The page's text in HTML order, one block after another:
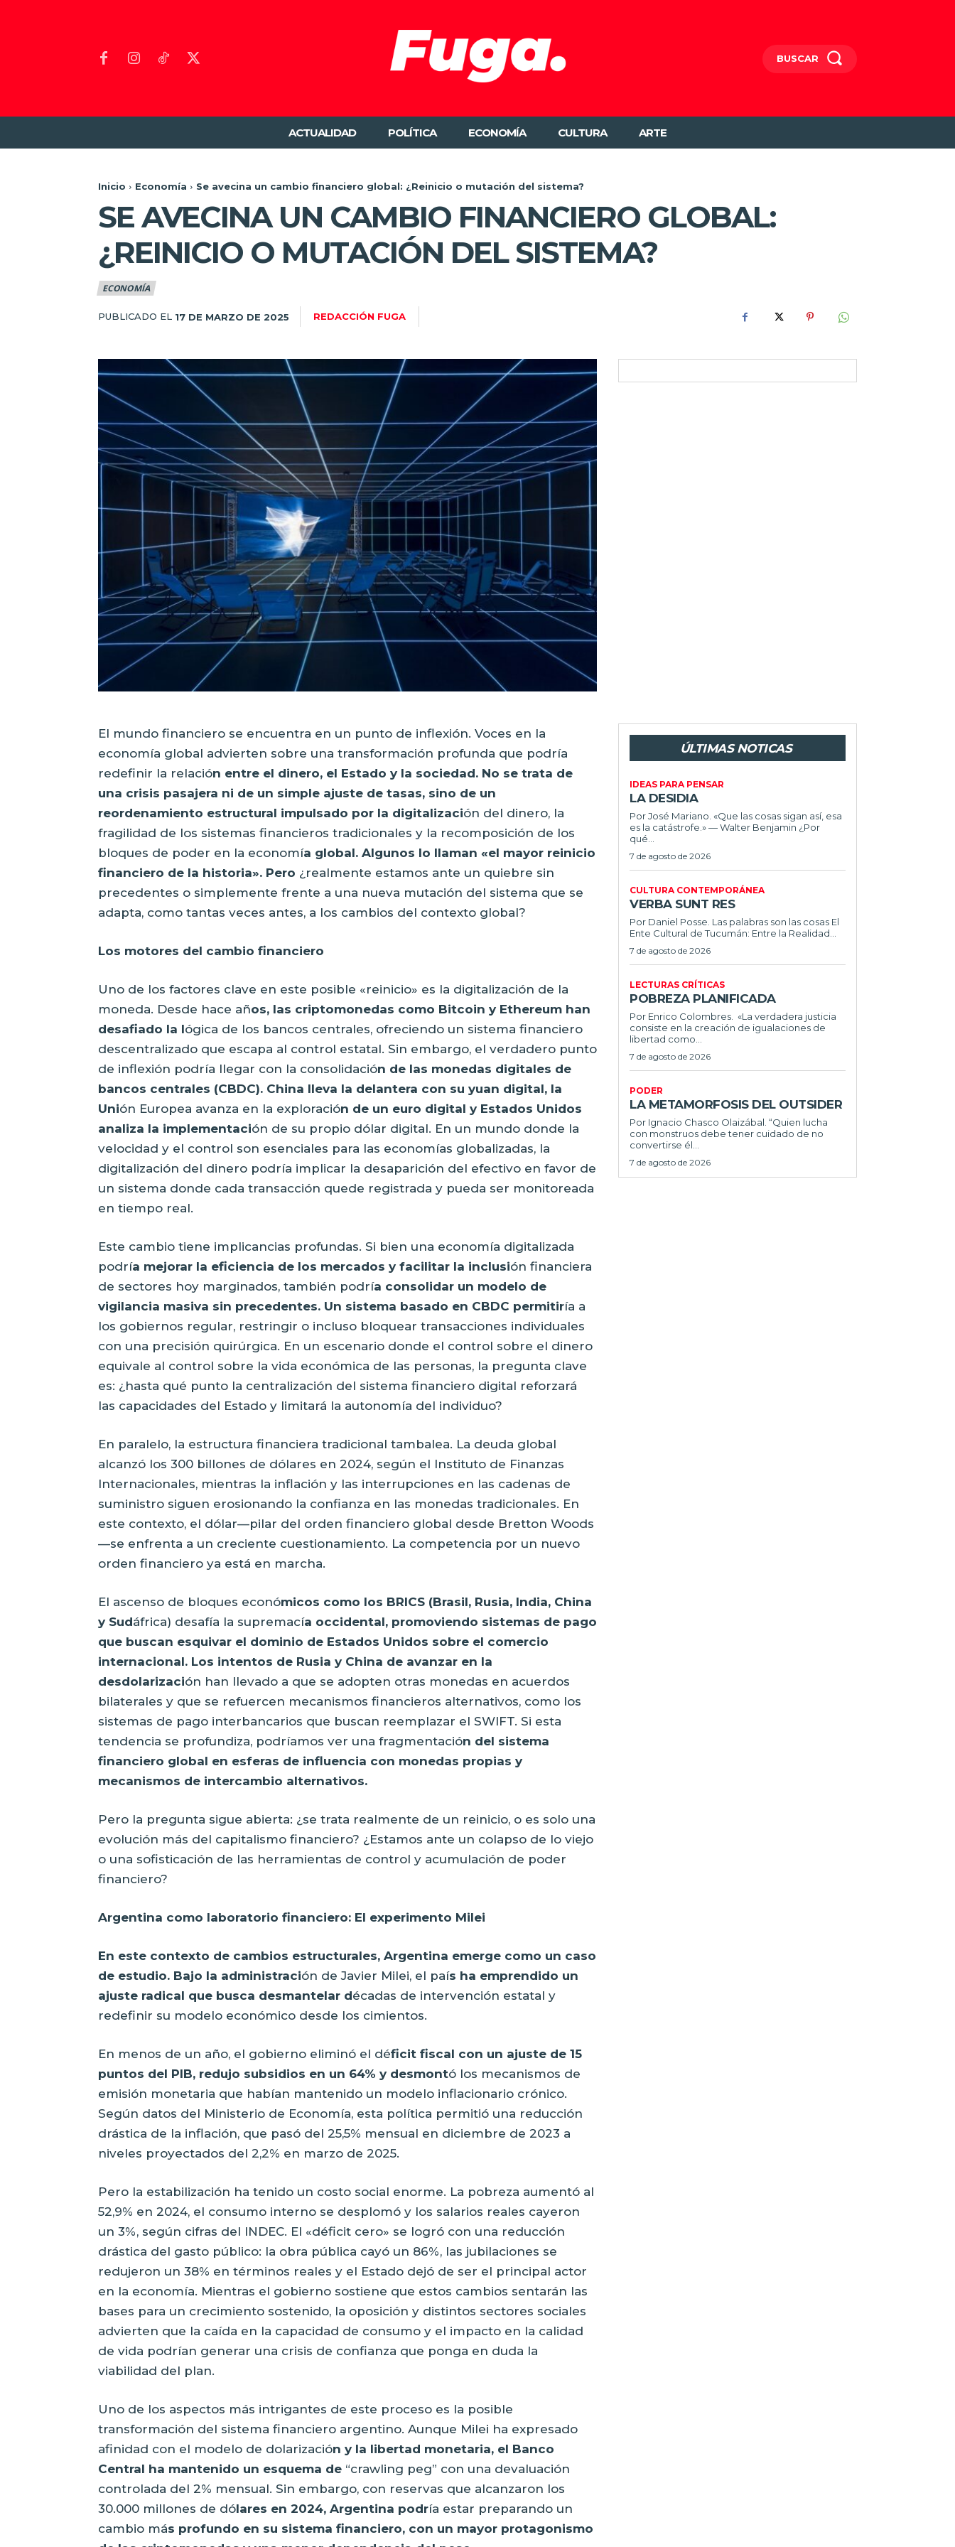
BUSCAR
ACTUALIDAD POLÍTICA ECONOMÍA CULTURA ARTE
Inicio Economía Se avecina un cambio financiero global: ¿Reinicio o mutación del sistema?
SE AVECINA UN CAMBIO FINANCIERO GLOBAL:
¿REINICIO O MUTACIÓN DEL SISTEMA?
ECONOMÍA
PUBLICADO EL 17 DE MARZO DE 2025 REDACCIÓN FUGA
El mundo financiero se encuentra en un punto de inflexión. Voces en la
economía global advierten sobre una transformación profunda que podría
redefinir la relación entre el dinero, el Estado y la sociedad. No se trata de
una crisis pasajera ni de un simple ajuste de tasas, sino de un
reordenamiento estructural impulsado por la digitalización del dinero, la
fragilidad de los sistemas financieros tradicionales y la recomposición de los
bloques de poder en la economía global. Algunos lo llaman «el mayor reinicio
financiero de la historia». Pero ¿realmente estamos ante un quiebre sin
precedentes o simplemente frente a una nueva mutación del sistema que se
adapta, como tantas veces antes, a los cambios del contexto global?
Los motores del cambio financiero
Uno de los factores clave en este posible «reinicio» es la digitalización de la
moneda. Desde hace años, las criptomonedas como Bitcoin y Ethereum han
desafiado la lógica de los bancos centrales, ofreciendo un sistema financiero
descentralizado que escapa al control estatal. Sin embargo, el verdadero punto
de inflexión podría llegar con la consolidación de las monedas digitales de
bancos centrales (CBDC). China lleva la delantera con su yuan digital, la
Unión Europea avanza en la exploración de un euro digital y Estados Unidos
analiza la implementación de su propio dólar digital. En un mundo donde la
velocidad y el control son esenciales para las economías globalizadas, la
digitalización del dinero podría implicar la desaparición del efectivo en favor de
un sistema donde cada transacción quede registrada y pueda ser monitoreada
en tiempo real.
Este cambio tiene implicancias profundas. Si bien una economía digitalizada
podría mejorar la eficiencia de los mercados y facilitar la inclusión financiera
de sectores hoy marginados, también podría consolidar un modelo de
vigilancia masiva sin precedentes. Un sistema basado en CBDC permitiría a
los gobiernos regular, restringir o incluso bloquear transacciones individuales
con una precisión quirúrgica. En un escenario donde el control sobre el dinero
equivale al control sobre la vida económica de las personas, la pregunta clave
es: ¿hasta qué punto la centralización del sistema financiero digital reforzará
las capacidades del Estado y limitará la autonomía del individuo?
En paralelo, la estructura financiera tradicional tambalea. La deuda global
alcanzó los 300 billones de dólares en 2024, según el Instituto de Finanzas
Internacionales, mientras la inflación y las interrupciones en las cadenas de
suministro siguen erosionando la confianza en las monedas tradicionales. En
este contexto, el dólar—pilar del orden financiero global desde Bretton Woods
—se enfrenta a un creciente cuestionamiento. La competencia por un nuevo
orden financiero ya está en marcha.
El ascenso de bloques económicos como los BRICS (Brasil, Rusia, India, China
y Sudáfrica) desafía la supremacía occidental, promoviendo sistemas de pago
que buscan esquivar el dominio de Estados Unidos sobre el comercio
internacional. Los intentos de Rusia y China de avanzar en la
desdolarización han llevado a que se adopten otras monedas en acuerdos
bilaterales y que se refuercen mecanismos financieros alternativos, como los
sistemas de pago interbancarios que buscan reemplazar el SWIFT. Si esta
tendencia se profundiza, podríamos ver una fragmentación del sistema
financiero global en esferas de influencia con monedas propias y
mecanismos de intercambio alternativos.
Pero la pregunta sigue abierta: ¿se trata realmente de un reinicio, o es solo una
evolución más del capitalismo financiero? ¿Estamos ante un colapso de lo viejo
o una sofisticación de las herramientas de control y acumulación de poder
financiero?
Argentina como laboratorio financiero: El experimento Milei
En este contexto de cambios estructurales, Argentina emerge como un caso
de estudio. Bajo la administración de Javier Milei, el país ha emprendido un
ajuste radical que busca desmantelar décadas de intervención estatal y
redefinir su modelo económico desde los cimientos.
En menos de un año, el gobierno eliminó el déficit fiscal con un ajuste de 15
puntos del PIB, redujo subsidios en un 64% y desmontó los mecanismos de
emisión monetaria que habían mantenido un modelo inflacionario crónico.
Según datos del Ministerio de Economía, esta política permitió una reducción
drástica de la inflación, que pasó del 25,5% mensual en diciembre de 2023 a
niveles proyectados del 2,2% en marzo de 2025.
Pero la estabilización ha tenido un costo social enorme. La pobreza aumentó al
52,9% en 2024, el consumo interno se desplomó y los salarios reales cayeron
un 3%, según cifras del INDEC. El «déficit cero» se logró con una reducción
drástica del gasto público: la obra pública cayó un 86%, las jubilaciones se
redujeron un 38% en términos reales y el Estado dejó de ser el principal actor
en la economía. Mientras el gobierno sostiene que estos cambios sentarán las
bases para un crecimiento sostenido, la oposición y distintos sectores sociales
advierten que la caída en la capacidad de consumo y el impacto en la calidad
de vida podrían generar una crisis de confianza que ponga en duda la
viabilidad del plan.
Uno de los aspectos más intrigantes de este proceso es la posible
transformación del sistema financiero argentino. Aunque Milei ha expresado
afinidad con el modelo de dolarización y la libertad monetaria, el Banco
Central ha mantenido un esquema de “crawling peg” con una devaluación
controlada del 2% mensual. Sin embargo, con reservas que alcanzaron los
30.000 millones de dólares en 2024, Argentina podría estar preparando un
cambio más profundo en su sistema financiero, con un mayor protagonismo
ÚLTIMAS NOTICAS
IDEAS PARA PENSAR
LA DESIDIA
Por José Mariano. «Que las cosas sigan así, esa
es la catástrofe.» — Walter Benjamin ¿Por
qué...
7 de agosto de 2026
CULTURA CONTEMPORÁNEA
VERBA SUNT RES
Por Daniel Posse. Las palabras son las cosas El
Ente Cultural de Tucumán: Entre la Realidad...
7 de agosto de 2026
LECTURAS CRÍTICAS
POBREZA PLANIFICADA
Por Enrico Colombres. «La verdadera justicia
consiste en la creación de igualaciones de
libertad como...
7 de agosto de 2026
PODER
LA METAMORFOSIS DEL OUTSIDER
Por Ignacio Chasco Olaizábal. “Quien lucha
con monstruos debe tener cuidado de no
convertirse él...
7 de agosto de 2026